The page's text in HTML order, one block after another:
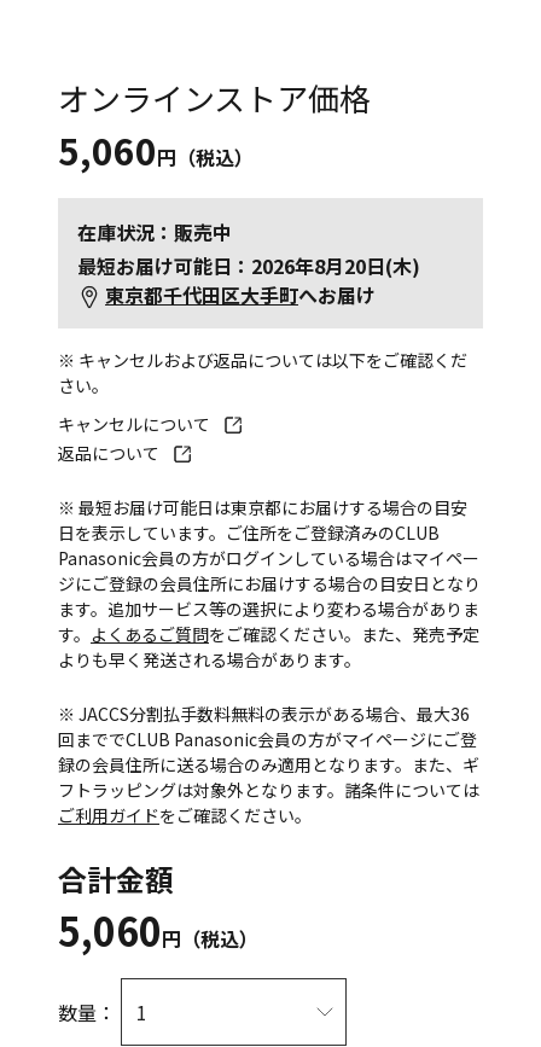
オンラインストア価格
5,060円（税込）
在庫状況：販売中
最短お届け可能日：2026年8月20日(木)
東京都千代田区大手町へお届け
※ キャンセルおよび返品については以下をご確認くだ
さい。
キャンセルについて
返品について
※ 最短お届け可能日は東京都にお届けする場合の目安
日を表示しています。ご住所をご登録済みのCLUB
Panasonic会員の方がログインしている場合はマイペー
ジにご登録の会員住所にお届けする場合の目安日となり
ます。追加サービス等の選択により変わる場合がありま
す。 よくあるご質問をご確認ください。また、発売予定
よりも早く発送される場合があります。
※ JACCS分割払手数料無料の表示がある場合、最大36
回まででCLUB Panasonic会員の方がマイページにご登
録の会員住所に送る場合のみ適用となります。また、ギ
フトラッピングは対象外となります。諸条件については
ご利用ガイドをご確認ください。
合計金額
5,060円（税込）
数量：